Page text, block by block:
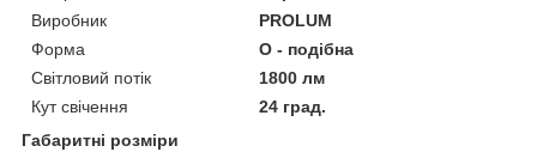
Виробник
PROLUM
Форма
O - подібна
Світловий потік
1800 лм
Кут свічення
24 град.
Габаритні розміри